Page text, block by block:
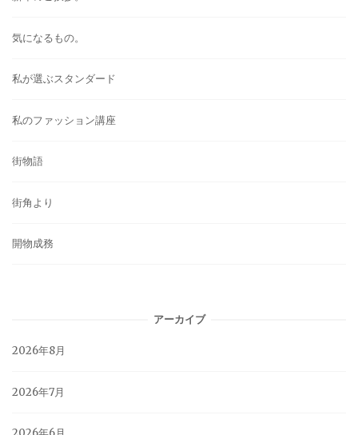
気になるもの。
私が選ぶスタンダード
私のファッション講座
街物語
街角より
開物成務
アーカイブ
2026年8月
2026年7月